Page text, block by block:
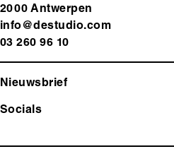
2000 Antwerpen
info@destudio.com
03 260 96 10
Nieuwsbrief
Socials